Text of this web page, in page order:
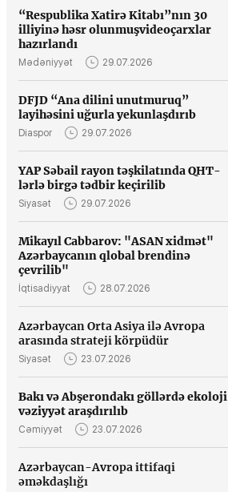
“Respublika Xatirə Kitabı”nın 30
illiyinə həsr olunmuşvideoçarxlar
hazırlandı
Mədəniyyət 29.07.2026
DFJD “Ana dilini unutmuruq”
layihəsini uğurla yekunlaşdırıb
Diaspor 29.07.2026
YAP Səbail rayon təşkilatında QHT-
lərlə birgə tədbir keçirilib
Siyasət 29.07.2026
Mikayıl Cabbarov: "ASAN xidmət"
Azərbaycanın qlobal brendinə
çevrilib"
İqtisadiyyat 28.07.2026
Azərbaycan Orta Asiya ilə Avropa
arasında strateji körpüdür
Siyasət 23.07.2026
Bakı və Abşerondakı göllərdə ekoloji
vəziyyət araşdırılıb
Cəmiyyət 23.07.2026
Azərbaycan-Avropa ittifaqi
əməkdaşlığı